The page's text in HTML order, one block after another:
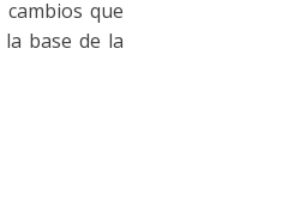
que
base de la